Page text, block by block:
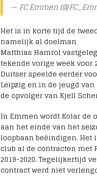
— FC Emmen
Het is in korte tijd de
namelijk al doelman
Matthias Hamrol
tekende vorige week voor
Duitser speelde eerder
Leipzig en in de jeugd
de opvolger van Kjell
In Emmen wordt Kolar de
aan het einde van het
loopbaan beëindigen. Het
club al de contracten met
2019-2020. Tegelijkertijd
contract werd niet